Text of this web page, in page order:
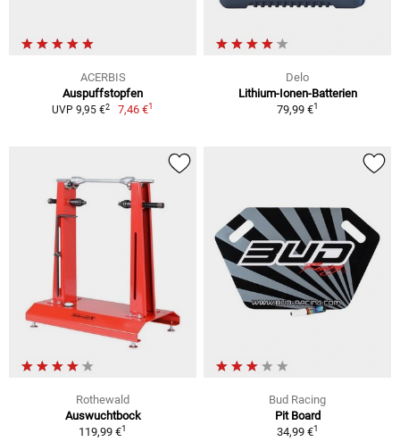
ACERBIS
Auspuffstopfen
UVP 9,95 €2 7,46 €1
Delo
Lithium-Ionen-Batterien
79,99 €1
Rothewald
Auswuchtbock
119,99 €1
Bud Racing
Pit Board
34,99 €1